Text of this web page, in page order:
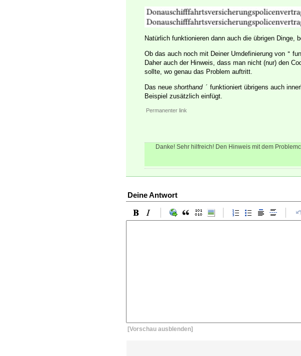
Natürlich funktionieren dann auch die übrigen Dinge,
Ob das auch noch mit Deiner Umdefinierung von "
Daher auch der Hinweis, dass man nicht (nur) den
sollte, wo genau das Problem auftritt.
Das neue shorthand ´ funktioniert übrigens auch
Beispiel zusätzlich einfügt.
Permanenter link
Danke! Sehr hilfreich! Den Hinweis mit dem
Deine Antwort
[Vorschau ausblenden]